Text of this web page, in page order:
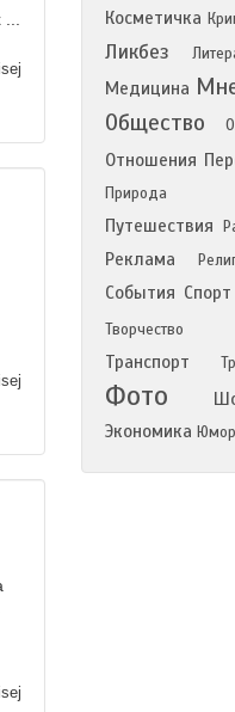
Косметичка
Ликбез
Медицина
Общество
Отношения
Природа
Путешествия
Реклама
События Спорт
Творчество
Транспорт
Фото
Экономика Юмор